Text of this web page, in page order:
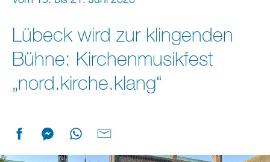
Lübeck wird zur klingenden
Bühne: Kirchenmusikfest
„nord.kirche.klang“